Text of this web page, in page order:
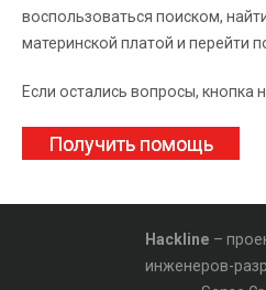
воспользоваться поиском,
материнской платой и перейти
Если остались вопросы, кнопка
Получить помощь
Hackline –
инженеров-